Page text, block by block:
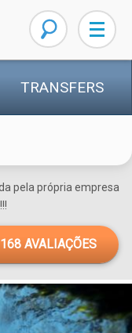
TRANSFERS
pela própria empresa
168 AVALIAÇÕES